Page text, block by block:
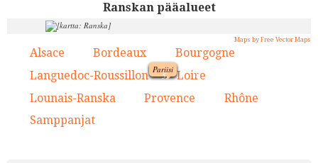
Ranskan pääalueet
Pariisi
1.
9.
Maps by Free Vector Maps
Alsace Bordeaux Bourgogne
Languedoc-Roussillon 5. Loire
Lounais-Ranska Provence Rhône
Samppanjat